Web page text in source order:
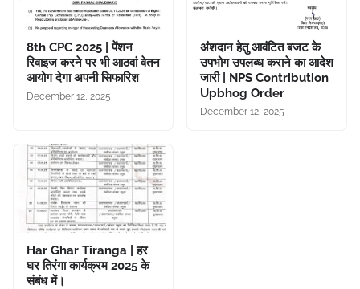
8th CPC 2025 | पेंशन
रिवाइज करने पर भी आठवां वेतन
आयोग देगा अपनी सिफारिश
December 12, 2025
अंशदान हेतु आवंटित बजट के
उपभोग उपलब्ध कराने का आदेश
जारी | NPS Contribution
Upbhog Order
December 12, 2025
Har Ghar Tiranga | हर
घर तिरंगा कार्यक्रम 2025 के
संबंध में।